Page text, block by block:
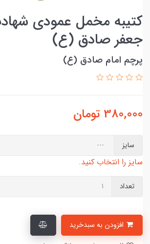
کتیبه مخمل عمودی
جعفر صادق (ع)
پرچم امام صادق (ع)
380,000 تومان
سایز
سایز را انتخاب کنید.
تعداد